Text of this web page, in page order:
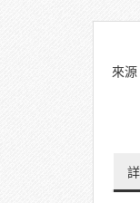
來源